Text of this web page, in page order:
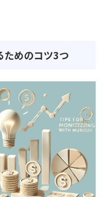
ためのコツ3つ